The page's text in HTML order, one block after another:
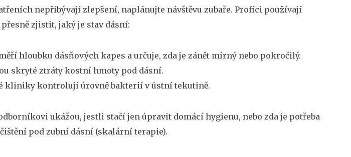
nepřibývají zlepšení, naplánujte návštěvu zubaře. Profíci používají
zjistit, jaký je stav dásní:
hloubku dásňových kapes a určuje, zda je zánět mírný nebo pokročilý.
skryté ztráty kostní hmoty pod dásní.
kliniky kontrolují úrovně bakterií v ústní tekutině.
ukážou, jestli stačí jen úpravit domácí hygienu, nebo zda je potřeba
pod zubní dásní (skalární terapie).